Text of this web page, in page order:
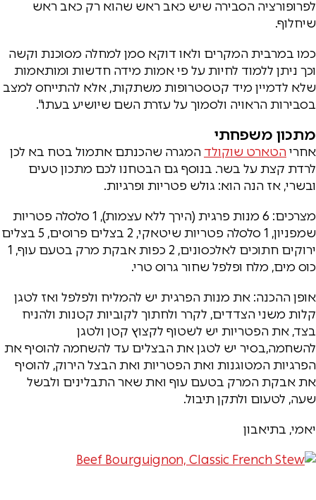
לפרופורציה הסבירה שיש כאב ראש שהוא רק כאב ראש
שיחלוף.
כמו במרבית המקרים ולאו דוקא סמן למחלה מסוכנת וקשה
וכך ניתן ללמוד לחיות על פי אמות מידה חדשות ומותאמות
שלא לדמיין מיד קטסטרופות משתקות, אלא להתייחס למצב
בסבירות הראויה ולסמוך על עזרת השם שיושיע בעתו".
מתכון משפחתי
אחרי הטארט שוקולד המגרה שהכנתם אתמול בטח בא לכן
לרדת קצת על בשר. בנוסף גם הבטחנו לכם מתכון טעים
ובשרי, אז הנה הוא: גולש פטריות ופרגיות.
מצרכים: 6 מנות פרגית (הירך ללא עצמות), 1 סלסלה פטריות
שמפניון, 1 סלסלה פטריות שיטאקי, 2 בצלים פרוסים, 5 בצלים
ירוקים חתוכים לאלכסונים, 2 כפות אבקת מרק בטעם עוף, 1
כוס מים, מלח ופלפל שחור גרוס טרי.
אופן ההכנה: את מנות הפרגית יש להמליח ולפלפל ואז לטגן
קלות משני הצדדים, לקרר ולחתוך לקוביות קטנות ולהניח
בצד, את הפטריות יש לשטוף לקצוץ קטן ולטגן
להשחמה,בסיר יש לטגן את הבצלים עד להשחמה להוסיף את
הפרגיות המטוגנות ואת הפטריות ואת הבצל הירוק, להוסיף
את אבקת המרק בטעם עוף ואת שאר התבלינים ולבשל
שעה, לטעום ולתקן תיבול.
יאמי, בתיאבון